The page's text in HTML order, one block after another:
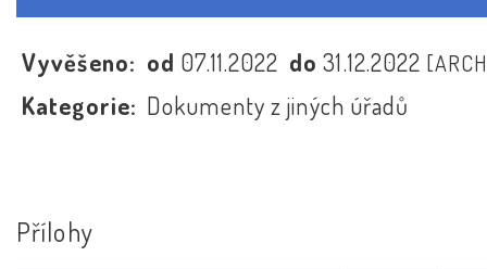
Vyvěšeno: od 07.11.2022 do31.12.2022
Kategorie: Dokumenty z jiných úřadů
Přílohy